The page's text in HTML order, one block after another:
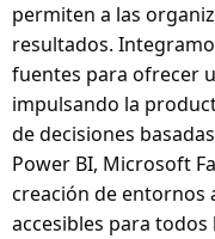
permiten a las
resultados.
fuentes para ofrecer
impulsando la
de decisiones
Power BI, Microsoft
creación de entornos
accesibles para